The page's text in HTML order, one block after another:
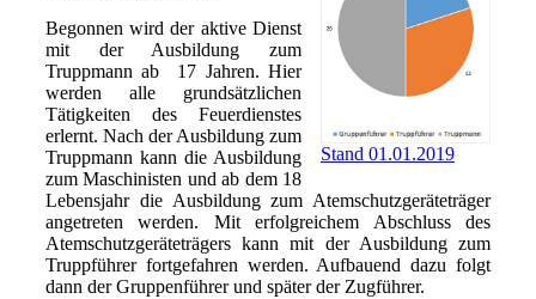
Stand 01.01.2019
Begonnen wird der aktive Dienst
mit der Ausbildung zum
Truppmann ab 17 Jahren. Hier
werden alle grundsätzlichen
Tätigkeiten des Feuerdienstes
erlernt. Nach der Ausbildung zum
Truppmann kann die Ausbildung
zum Maschinisten und ab dem 18
Lebensjahr die Ausbildung zum Atemschutzgeräteträger
angetreten werden. Mit erfolgreichem Abschluss des
Atemschutzgeräteträgers kann mit der Ausbildung zum
Truppführer fortgefahren werden. Aufbauend dazu folgt
dann der Gruppenführer und später der Zugführer.